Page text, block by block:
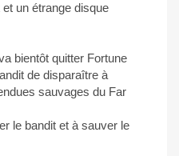
et un étrange disque
bientôt quitter Fortune
de disparaître à
sauvages du Far
le bandit et à sauver le